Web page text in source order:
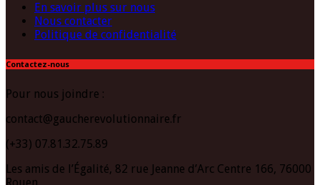
En savoir plus sur nous
Nous contacter
Politique de confidentialité
Contactez-nous
Pour nous joindre :
contact@gaucherevolutionnaire.fr
(+33) 07.81.32.75.89
Les amis de l’Égalité, 82 rue Jeanne d’Arc Centre 166, 76000